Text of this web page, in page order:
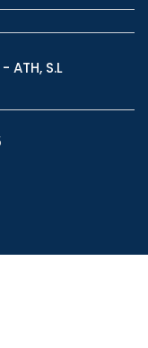
ATH, S.L